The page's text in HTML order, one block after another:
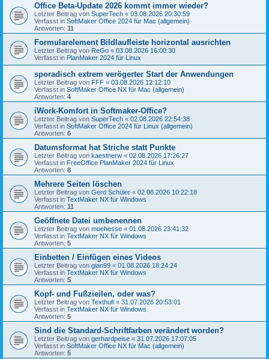
Office Beta-Update 2026 kommt immer wieder?
Letzter Beitrag von SuperTech « 03.08.2026 20:30:59
Verfasst in SoftMaker Office 2024 für Mac (allgemein)
Antworten: 11
Formularelement Bildlaufleiste horizontal ausrichten
Letzter Beitrag von ReGo « 03.08.2026 16:00:30
Verfasst in PlanMaker 2024 für Linux
sporadisch extrem verögerter Start der Anwendungen
Letzter Beitrag von FFF « 03.08.2026 12:12:10
Verfasst in SoftMaker Office NX für Mac (allgemein)
Antworten: 4
iWork-Komfort in Softmaker-Office?
Letzter Beitrag von SuperTech « 02.08.2026 22:54:38
Verfasst in SoftMaker Office 2024 für Linux (allgemein)
Antworten: 6
Datumsformat hat Striche statt Punkte
Letzter Beitrag von kaestnerw « 02.08.2026 17:26:27
Verfasst in FreeOffice PlanMaker 2024 für Linux
Antworten: 8
Mehrere Seiten löschen
Letzter Beitrag von Gerd Schüler « 02.08.2026 10:22:18
Verfasst in TextMaker NX für Windows
Antworten: 11
Geöffnete Datei umbenennen
Letzter Beitrag von moehesse « 01.08.2026 23:41:32
Verfasst in TextMaker NX für Windows
Antworten: 5
Einbetten / Einfügen eines Videos
Letzter Beitrag von gian99 « 01.08.2026 18:24:24
Verfasst in TextMaker NX für Windows
Antworten: 5
Kopf- und Fußzieilen, oder was?
Letzter Beitrag von Texthufi « 31.07.2026 20:53:01
Verfasst in TextMaker NX für Windows
Antworten: 5
Sind die Standard-Schriftfarben verändert worden?
Letzter Beitrag von gerhardpeise « 31.07.2026 17:07:05
Verfasst in SoftMaker Office NX für Mac (allgemein)
Antworten: 5